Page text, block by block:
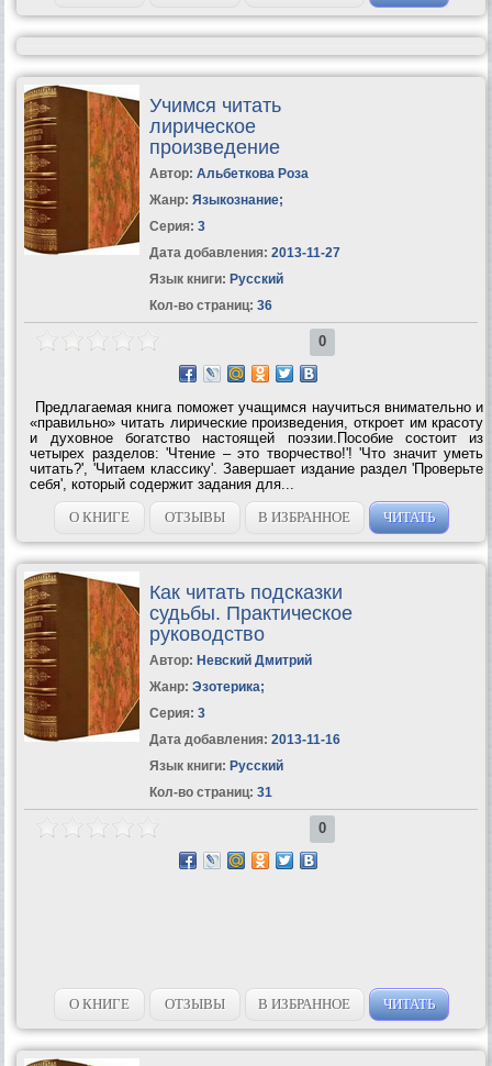
Учимся читать
лирическое
произведение
Автор: Альбеткова Роза
Жанр: Языкознание;
Серия: 3
Дата добавления: 2013-11-27
Язык книги: Русский
Кол-во страниц: 36
0
Предлагаемая книга поможет учащимся научиться внимательно и
«правильно» читать лирические произведения, откроет им красоту
и духовное богатство настоящей поэзии.Пособие состоит из
четырех разделов: 'Чтение – это творчество!'! 'Что значит уметь
читать?', 'Читаем классику'. Завершает издание раздел 'Проверьте
себя', который содержит задания для...
О КНИГЕ
ОТЗЫВЫ В ИЗБРАННОЕ ЧИТАТЬ
Как читать подсказки
судьбы. Практическое
руководство
Автор: Невский Дмитрий
Жанр: Эзотерика;
Серия: 3
Дата добавления: 2013-11-16
Язык книги: Русский
Кол-во страниц: 31
0
О КНИГЕ ОТЗЫВЫ В ИЗБРАННОЕ ЧИТАТЬ